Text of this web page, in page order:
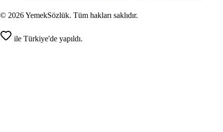
© 2026YemekSözlük. Tüm hakları saklıdır.
ile Türkiye'de yapıldı.